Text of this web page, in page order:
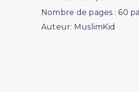
Nombre de pages : 60
Auteur: MuslimKid